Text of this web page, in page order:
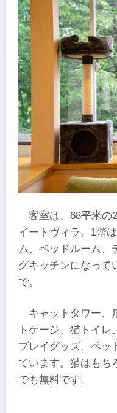
客室は、68平米の
イートヴィラ。1階
ム、ベッドルーム、
グキッチンになって
で。
キャットタワー、
トケージ、猫トイ
プレイグッズ、ペッ
ています。猫はもち
でも無料です。